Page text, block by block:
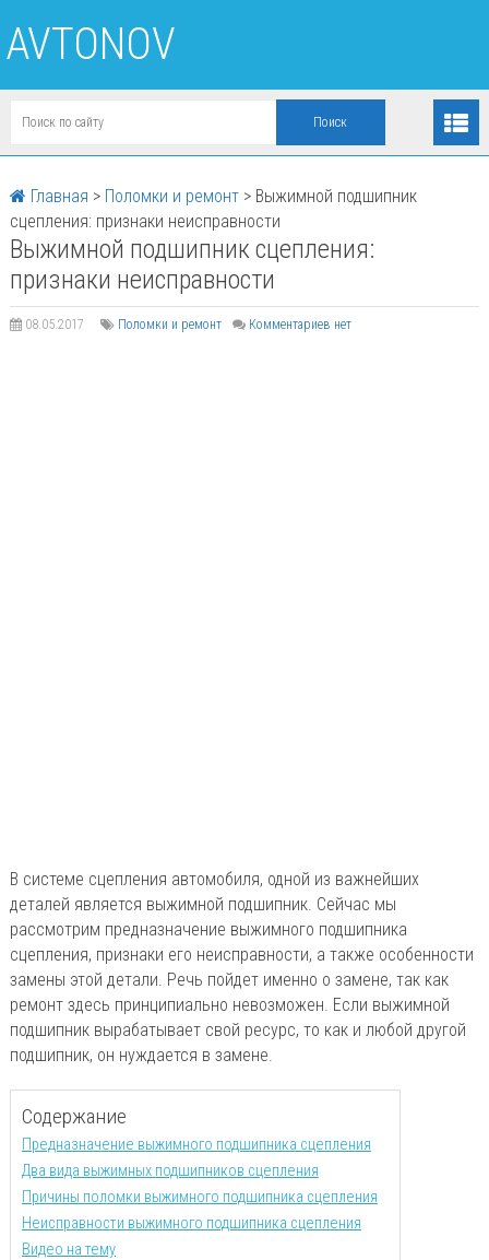
AVTONOV
Главная > Поломки и ремонт> Выжимной подшипник
сцепления: признаки неисправности
Выжимной подшипник сцепления:
признаки неисправности
08.05.2017 Поломки и ремонт Комментариев нет
В системе сцепления автомобиля, одной из важнейших
деталей является выжимной подшипник. Сейчас мы
рассмотрим предназначение выжимного подшипника
сцепления, признаки его неисправности, а также особенности
замены этой детали. Речь пойдет именно о замене, так как
ремонт здесь принципиально невозможен. Если выжимной
подшипник вырабатывает свой ресурс, то как и любой другой
подшипник, он нуждается в замене.
Содержание
Предназначение выжимного подшипника сцепления
Два вида выжимных подшипников сцепления
Причины поломки выжимного подшипника сцепления
Неисправности выжимного подшипника сцепления
Видео на тему